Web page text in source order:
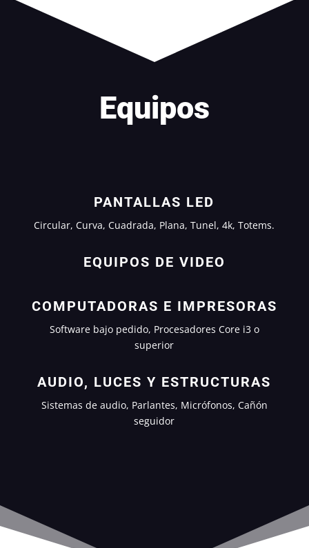
Equipos
PANTALLAS LED
Circular, Curva, Cuadrada, Plana, Tunel, 4k, Totems.
EQUIPOS DE VIDEO
COMPUTADORAS E IMPRESORAS
Software bajo pedido, Procesadores Core i3 o
superior
AUDIO, LUCES Y ESTRUCTURAS
Sistemas de audio, Parlantes, Micrófonos, Cañón
seguidor